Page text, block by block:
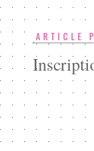
ARTICLE